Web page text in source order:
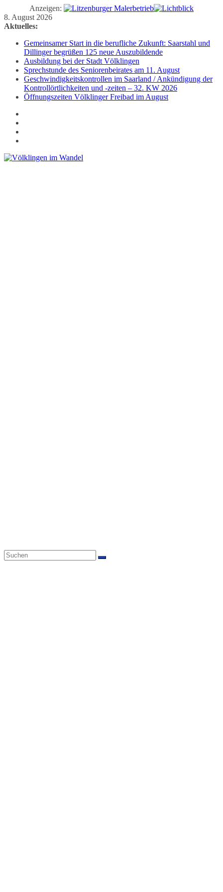
Anzeigen:
Zum
Inhalt
8. August 2026
Aktuelles:
Gemeinsamer Start in die berufliche Zukunft: Saarstahl und
Dillinger begrüßen 125 neue Auszubildende
Ausbildung bei der Stadt Völklingen
Sprechstunde des Seniorenbeirates am 11. August
Geschwindigkeitskontrollen im Saarland / Ankündigung der
Kontrollörtlichkeiten und -zeiten – 32. KW 2026
Öffnungszeiten Völklinger Freibad im August